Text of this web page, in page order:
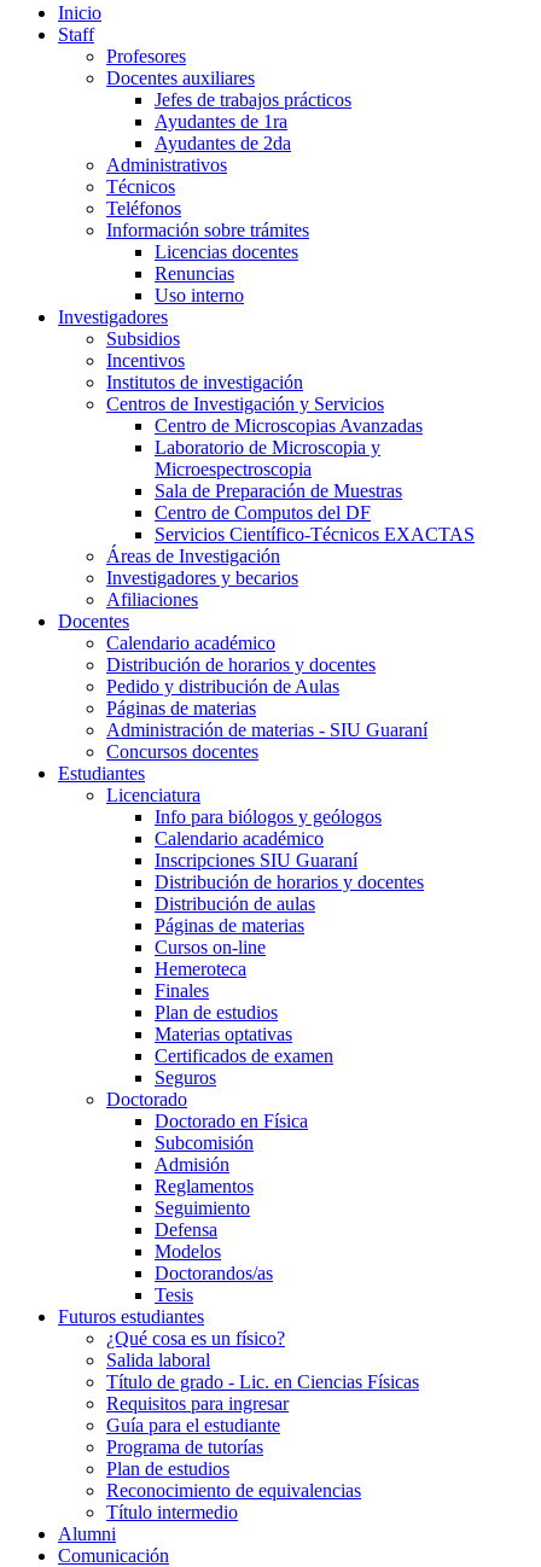
Inicio
Staff
Profesores
Docentes auxiliares
Jefes de trabajos prácticos
Ayudantes de 1ra
Ayudantes de 2da
Administrativos
Técnicos
Teléfonos
Información sobre trámites
Licencias docentes
Renuncias
Uso interno
Investigadores
Subsidios
Incentivos
Institutos de investigación
Centros de Investigación y Servicios
Centro de Microscopias Avanzadas
Laboratorio de Microscopia y
Microespectroscopia
Sala de Preparación de Muestras
Centro de Computos del DF
Servicios Científico-Técnicos EXACTAS
Áreas de Investigación
Investigadores y becarios
Afiliaciones
Docentes
Calendario académico
Distribución de horarios y docentes
Pedido y distribución de Aulas
Páginas de materias
Administración de materias - SIU Guaraní
Concursos docentes
Estudiantes
Licenciatura
Info para biólogos y geólogos
Calendario académico
Inscripciones SIU Guaraní
Distribución de horarios y docentes
Distribución de aulas
Páginas de materias
Cursos on-line
Hemeroteca
Finales
Plan de estudios
Materias optativas
Certificados de examen
Seguros
Doctorado
Doctorado en Física
Subcomisión
Admisión
Reglamentos
Seguimiento
Defensa
Modelos
Doctorandos/as
Tesis
Futuros estudiantes
¿Qué cosa es un físico?
Salida laboral
Título de grado - Lic. en Ciencias Físicas
Requisitos para ingresar
Guía para el estudiante
Programa de tutorías
Plan de estudios
Reconocimiento de equivalencias
Título intermedio
Alumni
Comunicación